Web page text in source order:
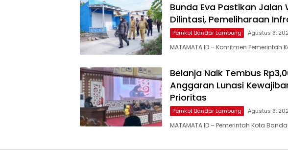
Bunda Eva Pastikan Jalan
Dilintasi, Pemeliharaan
Pemkot Bandar Lampung Agustus 3,
MATAMATA.ID – Komitmen
Belanja Naik Tembus
Anggaran Lunasi
Prioritas
Pemkot Bandar Lampung Agustus 3,
MATAMATA.ID – Pemerintah Kota